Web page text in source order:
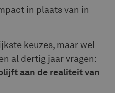
in plaats van in
keuzes, maar wel
al dertig jaar vragen:
aan de realiteit van